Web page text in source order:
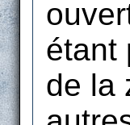
étant
de la